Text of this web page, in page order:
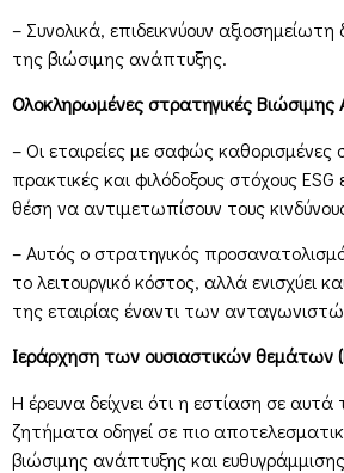
– Συνολικά, επιδεικνύουν
της βιώσιμης ανάπτυξης.
Ολοκληρωμένες στρατηγικές Βιώσιμης
– Οι εταιρείες με σαφώς καθορισμένες
πρακτικές και φιλόδοξους στόχους ESG
θέση να αντιμετωπίσουν τους
– Αυτός ο στρατηγικός
το λειτουργικό κόστος, αλλά ενισχύει
της εταιρίας έναντι των
Ιεράρχηση των ουσιαστικών
Η έρευνα δείχνει ότι η εστίαση σε
ζητήματα οδηγεί σε πιο
βιώσιμης ανάπτυξης και